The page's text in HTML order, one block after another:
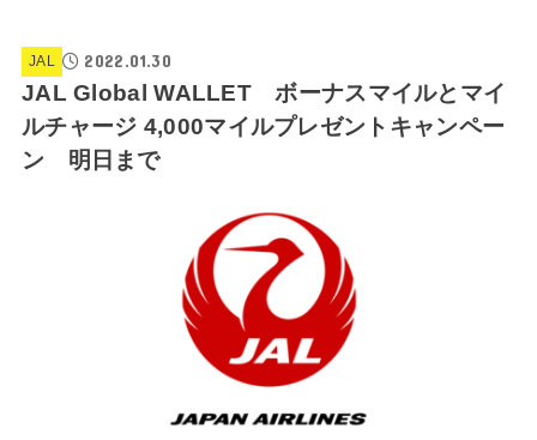
JAL 2022.01.30
JAL Global WALLET ボーナスマイルとマイ
ルチャージ 4,000マイルプレゼントキャンペー
ン 明日まで